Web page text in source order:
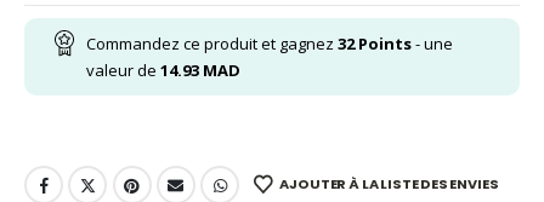
Commandez ce produit et gagnez 32Points- une
valeur de 14.93 MAD
AJOUTER À LA LISTE DES ENVIES